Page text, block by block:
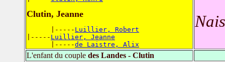
Clutin, Jeanne
      |-----
Luillier, Robert
|----- Luillier, Jeanne
      |-----
de Laistre, Alix
L'enfant du couple des Landes - Clutin